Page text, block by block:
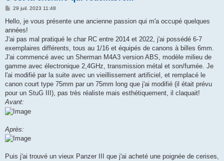
M
s
a
g
29 juil. 2023 11:48
Hello, je vous présente une ancienne passion qui m'a occupé quelques
années!
J'ai pas mal pratiqué le char RC entre 2014 et 2022, j'ai possédé 6-7
exemplaires différents, tous au 1/16 et équipés de canons à billes 6mm.
J'ai commencé avec un Sherman M4A3 version ABS, modèle milieu de
gamme avec électronique 2,4GHz, transmission métal et son/fumée. Je
l'ai modifié par la suite avec un vieillissement artificiel, et remplacé le
canon court type 75mm par un 75mm long que j'ai modifié (il était prévu
pour un StuG III), pas très réaliste mais esthétiquement, il claquait!
Avant:
Après:
Puis j'ai trouvé un vieux Panzer III que j'ai acheté une poignée de cerises,